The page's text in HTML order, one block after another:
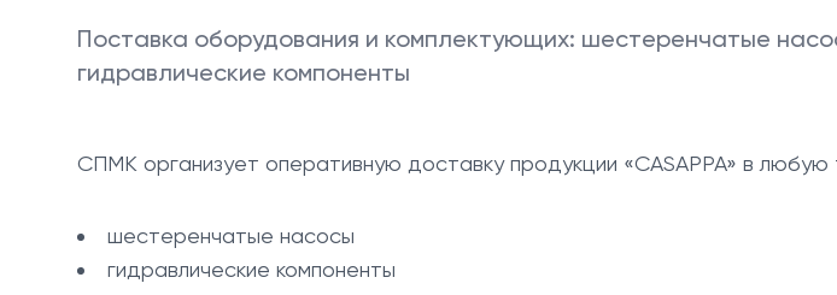
Поставка оборудования и комплектующих: шестеренчатые
гидравлические компоненты
СПМК организует оперативную доставку продукции «CASAPPA» в любую
шестеренчатые насосы
гидравлические компоненты